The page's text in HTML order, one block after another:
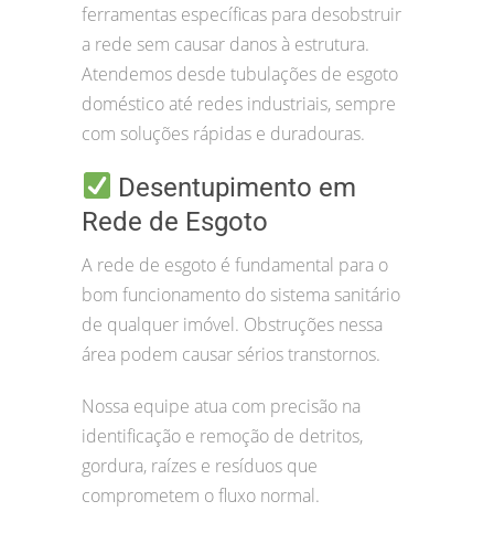
ferramentas específicas para desobstruir
a rede sem causar danos à estrutura.
Atendemos desde tubulações de esgoto
doméstico até redes industriais, sempre
com soluções rápidas e duradouras.
Desentupimento em
Rede de Esgoto
A rede de esgoto é fundamental para o
bom funcionamento do sistema sanitário
de qualquer imóvel. Obstruções nessa
área podem causar sérios transtornos.
Nossa equipe atua com precisão na
identificação e remoção de detritos,
gordura, raízes e resíduos que
comprometem o fluxo normal.